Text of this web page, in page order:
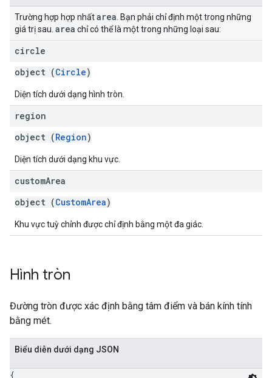
Trường hợp hợp nhấtarea . Bạn phải chỉ định một trong những
giá trị sau. area chỉ có thể là một trong những loại sau:
circle
object (Circle)
Diện tích dưới dạng hình tròn.
region
object (Region)
Diện tích dưới dạng khu vực.
customArea
object (CustomArea)
Khu vực tuỳ chỉnh được chỉ định bằng một đa giác.
Hình tròn
Đường tròn được xác định bằng tâm điểm và bán kính tính
bằng mét.
Biểu diễn dưới dạng JSON
{